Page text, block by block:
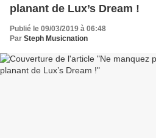
planant de Lux’s Dream !
Publié le 09/03/2019 à 06:48
Par Steph Musicnation